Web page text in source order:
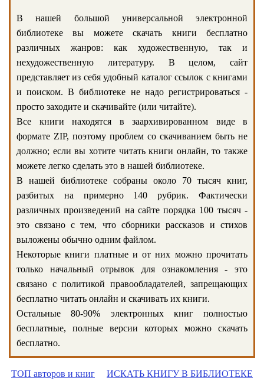
В нашей большой универсальной электронной
библиотеке вы можете скачать книги бесплатно
различных жанров: как художественную, так и
нехудожественную литературу. В целом, сайт
представляет из себя удобный каталог ссылок с книгами
и поиском. В библиотеке не надо регистрироваться -
просто заходите и скачивайте (или читайте).
Все книги находятся в заархивированном виде в
формате ZIP, поэтому проблем со скачиванием быть не
должно; если вы хотите читать книги онлайн, то также
можете легко сделать это в нашей библиотеке.
В нашей библиотеке собраны около 70 тысяч книг,
разбитых на примерно 140 рубрик. Фактически
различных произведений на сайте порядка 100 тысяч -
это связано с тем, что сборники рассказов и стихов
выложены обычно одним файлом.
Некоторые книги платные и от них можно прочитать
только начальный отрывок для ознакомления - это
связано с политикой правообладателей, запрещающих
бесплатно читать онлайн и скачивать их книги.
Остальные 80-90% электронных книг полностью
бесплатные, полные версии которых можно скачать
бесплатно.
ТОП авторов и книг ИСКАТЬ КНИГУ В БИБЛИОТЕКЕ